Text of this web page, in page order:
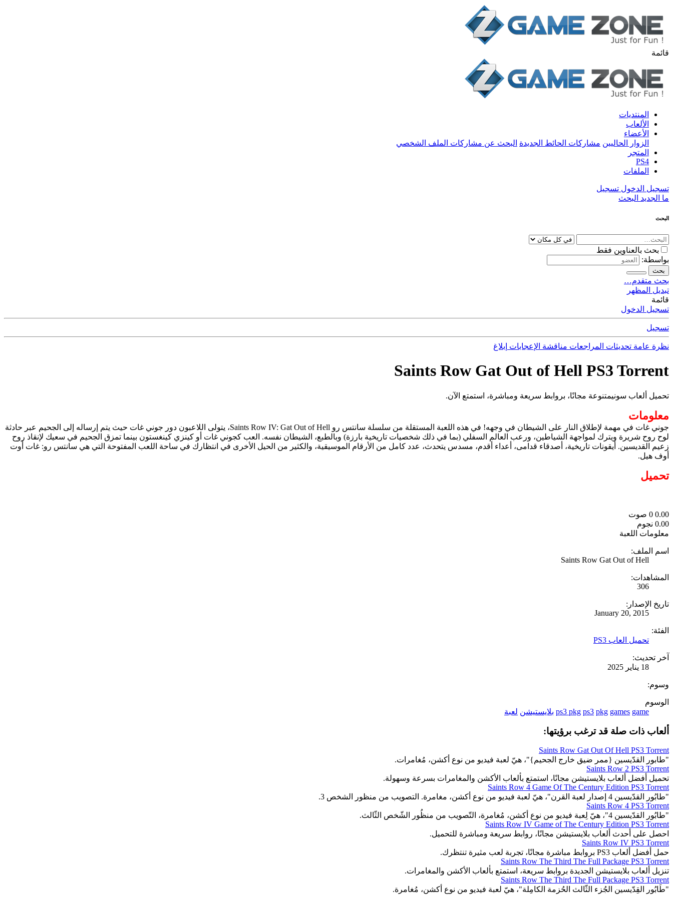
قائمة
المنتديات
الألعاب
الأعضاء
الزوار الحاليين مشاركات الحائط الجديدة البحث عن مشاركات الملف الشخصي
المتجر
PS4
الملفات
تسجيل الدخول تسجيل
ما الجديد البحث
البحث
بحث بالعناوين فقط
بواسطة:
بحث
بحث متقدم…
تبديل المظهر
قائمة
تسجيل الدخول
تسجيل
نظرة عامة تحديثات المراجعات مناقشة الإعجابات إبلاغ
Saints Row Gat Out of Hell PS3 Torrent
تحميل ألعاب سونيمتنوعة مجانًا، بروابط سريعة ومباشرة، استمتع الآن.
معلومات
جوني غات في مهمة لإطلاق النار على الشيطان في وجهه! في هذه اللعبة المستقلة من سلسلة سانتس رو Saints Row IV: Gat Out of Hell، يتولى اللاعبون دور جوني غات حيث يتم إرساله إلى الجحيم عبر حادثة
لوح روح شريرة ويترك لمواجهة الشياطين، ورعب العالم السفلي (بما في ذلك شخصيات تاريخية بارزة) وبالطبع، الشيطان نفسه. العب كجوني غات أو كينزي كينغستون بينما تمزق الجحيم في سعيك لإنقاذ روح
زعيم القديسين. أيقونات تاريخية، أصدقاء قدامى، أعداء أقدم، مسدس يتحدث، عدد كامل من الأرقام الموسيقية، والكثير من الحيل الأخرى في انتظارك في ساحة اللعب المفتوحة التي هي سانتس رو: غات أوت
أوف هيل.
تحميل
0.00
0 صوت
0.00 نجوم
معلومات اللعبة
اسم الملف:
Saints Row Gat Out of Hell
المشاهدات:
306
تاريخ الإصدار:
January 20, 2015
الفئة:
تحميل العاب PS3
آخر تحديث:
18 يناير 2025
وسوم:
الوسوم
game
games
pkg
ps3
ps3 pkg بلايستيشن لعبة
ألعاب ذات صلة قد ترغب برؤيتها:
Saints Row Gat Out Of Hell PS3 Torrent
"طابور القدّيسين {ممر ضيق خارج الجحيم}"، هيّ لعبة فيديو من نوع أكشن، مُغامرات.
Saints Row 2 PS3 Torrent
تحميل أفضل ألعاب بلايستيشن مجانًا، استمتع بألعاب الأكشن والمغامرات بسرعة وسهولة.
Saints Row 4 Game Of The Century Edition PS3 Torrent
"طابُور القدّيسين 4 إصدار لعبة القرن"، هيّ لعبة فيديو من نوع أكشن، مغامرة. التصويب من منظور الشخص 3.
Saints Row 4 PS3 Torrent
"طابُور القدّيسين 4"، هيّ لِعبة فيديو من نوع أكشن، مُغامرة، التّصويب من منظُور الشّخص الثّالث.
Saints Row IV Game of The Century Edition PS3 Torrent
احصل على أحدث ألعاب بلايستيشن مجانًا، روابط سريعة ومباشرة للتحميل.
Saints Row IV PS3 Torrent
حمل أفضل ألعاب PS3 بروابط مباشرة مجانًا، تجربة لعب مثيرة تنتظرك.
Saints Row The Third The Full Package PS3 Torrent
تنزيل ألعاب بلايستيشن الجديدة بروابط سريعة، استمتع بألعاب الأكشن والمغامرات.
Saints Row The Third The Full Package PS3 Torrent
"طَابُور القِدّيسين الجُزء الثّالث الحُزمة الكامِلة"، هيّ لعبة فيديو من نوع أكشن، مُغامرة.